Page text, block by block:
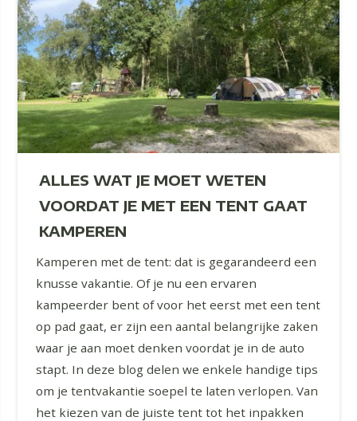
ALLES WAT JE MOET WETEN
VOORDAT JE MET EEN TENT GAAT
KAMPEREN
Kamperen met de tent: dat is gegarandeerd een
knusse vakantie. Of je nu een ervaren
kampeerder bent of voor het eerst met een tent
op pad gaat, er zijn een aantal belangrijke zaken
waar je aan moet denken voordat je in de auto
stapt. In deze blog delen we enkele handige tips
om je tentvakantie soepel te laten verlopen. Van
het kiezen van de juiste tent tot het inpakken